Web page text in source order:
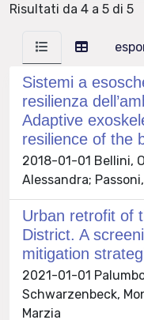
Risultati da 4 a 5 di 5
Sistemi a
resilienza
Adaptive
resilience of the
2018-01-01 Bellini,
Alessandra;
Urban retrofit of
District. A
mitigation
2021-01-01
Schwarzenbeck,
Marzia